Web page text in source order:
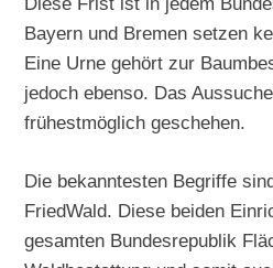
Bayern und Bremen setzen
Eine Urne gehört zur
jedoch ebenso. Das
frühestmöglich geschehen.
Die bekanntesten Begriffe
FriedWald. Diese beiden
gesamten Bundesrepublik